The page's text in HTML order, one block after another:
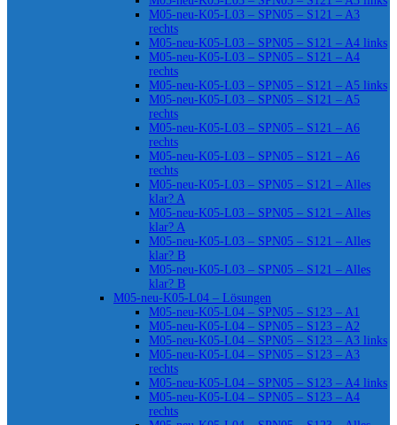
M05-neu-K05-L03 – SPN05 – S121 – A3
rechts
M05-neu-K05-L03 – SPN05 – S121 – A4 links
M05-neu-K05-L03 – SPN05 – S121 – A4
rechts
M05-neu-K05-L03 – SPN05 – S121 – A5 links
M05-neu-K05-L03 – SPN05 – S121 – A5
rechts
M05-neu-K05-L03 – SPN05 – S121 – A6
rechts
M05-neu-K05-L03 – SPN05 – S121 – A6
rechts
M05-neu-K05-L03 – SPN05 – S121 – Alles
klar? A
M05-neu-K05-L03 – SPN05 – S121 – Alles
klar? A
M05-neu-K05-L03 – SPN05 – S121 – Alles
klar? B
M05-neu-K05-L03 – SPN05 – S121 – Alles
klar? B
M05-neu-K05-L04 – Lösungen
M05-neu-K05-L04 – SPN05 – S123 – A1
M05-neu-K05-L04 – SPN05 – S123 – A2
M05-neu-K05-L04 – SPN05 – S123 – A3 links
M05-neu-K05-L04 – SPN05 – S123 – A3
rechts
M05-neu-K05-L04 – SPN05 – S123 – A4 links
M05-neu-K05-L04 – SPN05 – S123 – A4
rechts